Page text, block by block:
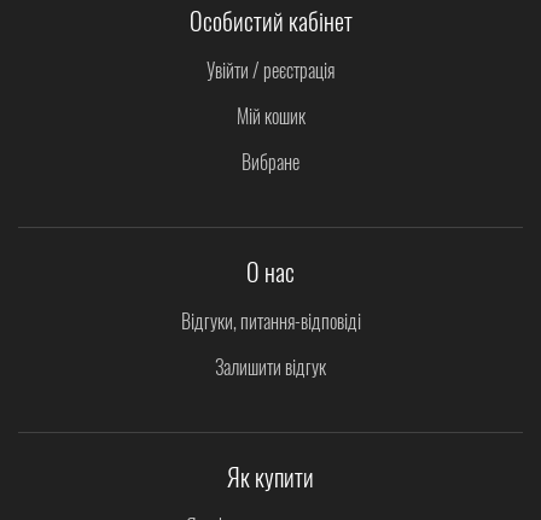
Особистий кабінет
Увійти / реєстрація
Мій кошик
Вибране
О нас
Відгуки, питання-відповіді
Залишити відгук
Як купити